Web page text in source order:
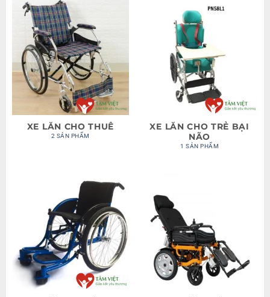
XE LĂN CHO THUÊ
2 SẢN PHẨM
XE LĂN CHO TRẺ BẠI
NÃO
1 SẢN PHẨM